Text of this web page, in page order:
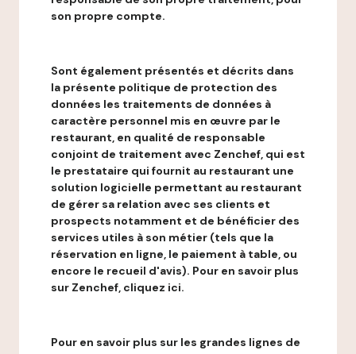
son propre compte.
Sont également présentés et décrits dans
la présente politique de protection des
données les traitements de données à
caractère personnel mis en œuvre par le
restaurant, en qualité de responsable
conjoint de traitement avec Zenchef, qui est
le prestataire qui fournit au restaurant une
solution logicielle permettant au restaurant
de gérer sa relation avec ses clients et
prospects notamment et de bénéficier des
services utiles à son métier (tels que la
réservation en ligne, le paiement à table, ou
encore le recueil d'avis). Pour en savoir plus
sur Zenchef, cliquez ici.
Pour en savoir plus sur les grandes lignes de